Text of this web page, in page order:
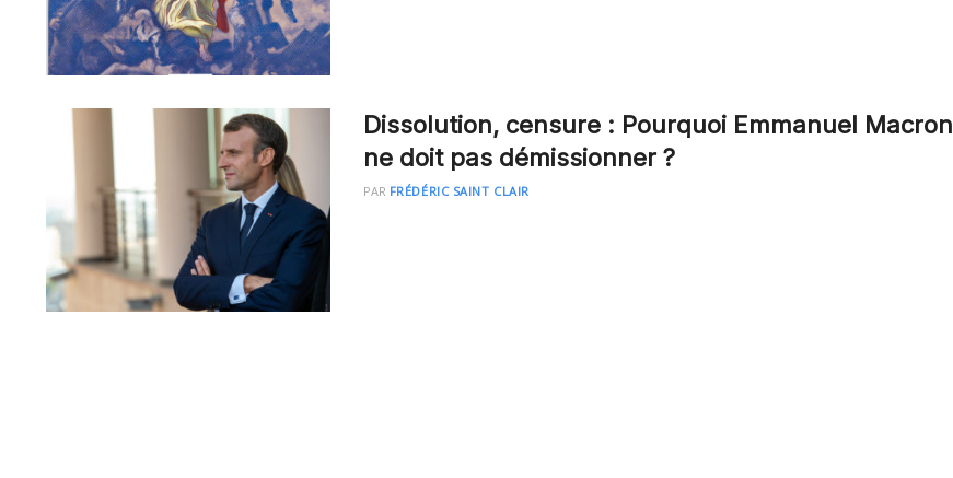
Dissolution, censure : Pourquoi Emmanuel Macron
ne doit pas démissionner ?
PAR FRÉDÉRIC SAINT CLAIR